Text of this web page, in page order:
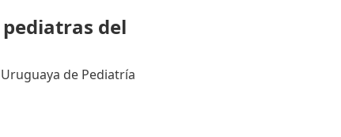
pediatras del
de Pediatría